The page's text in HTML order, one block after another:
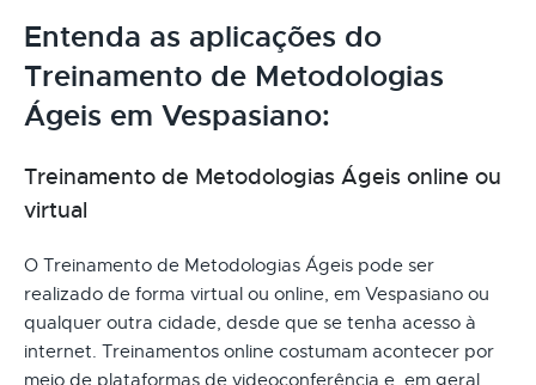
Entenda as aplicações do
Treinamento de Metodologias
Ágeis em Vespasiano:
Treinamento de Metodologias Ágeis online ou
virtual
O Treinamento de Metodologias Ágeis pode ser
realizado de forma virtual ou online, em Vespasiano ou
qualquer outra cidade, desde que se tenha acesso à
internet. Treinamentos online costumam acontecer por
meio de plataformas de videoconferência e, em geral,